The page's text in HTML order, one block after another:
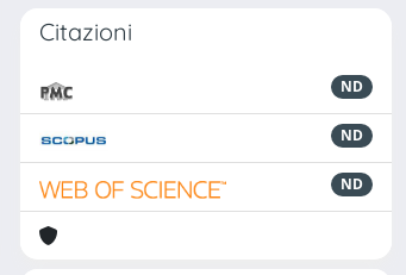
Citazioni
ND
ND
ND